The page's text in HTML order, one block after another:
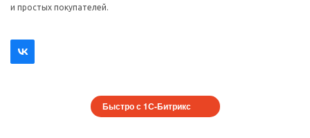
и простых покупателей.
Быстро с 1С-Битрикс